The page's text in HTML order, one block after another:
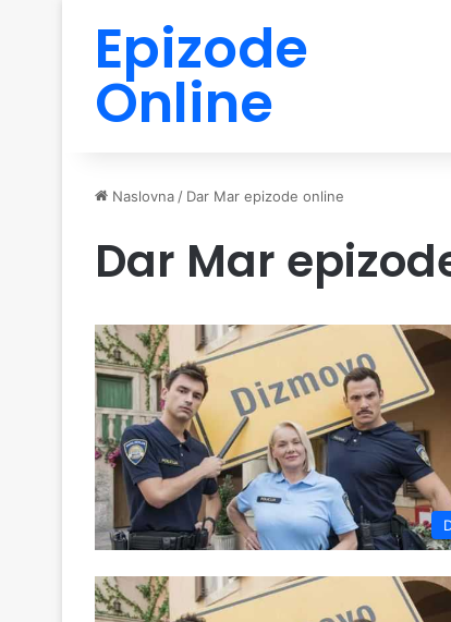
Epizode
Online
Naslovna / Dar Mar epizode online
Dar Mar